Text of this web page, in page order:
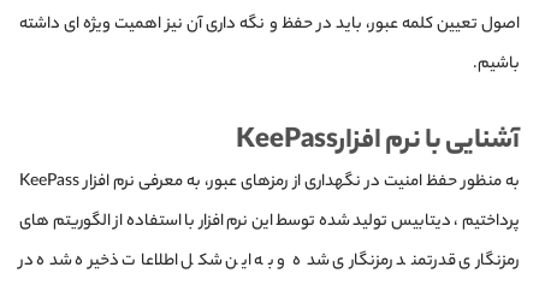
اصول تعیین کلمه عبور، باید در حفظ و نگه داری آن نیز اهمیت ویژه ای داشته
باشیم.
آشنایی با نرم افزارKeePass
به منظور حفظ امنیت در نگهداری از رمزهای عبور، به معرفی نرم افزار KeePass
پرداختیم ، دیتابیس تولید شده توسط این نرم افزار با استفاده از الگوریتم های
رمزنگاری قدرتمند رمزنگاری شده و به این شکل اطلاعات ذخیره شده در